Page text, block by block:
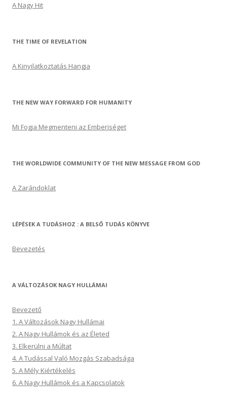
A Nagy Hit
THE TIME OF REVELATION
A Kinyilatkoztatás Hangja
THE NEW WAY FORWARD FOR HUMANITY
Mi Fogja Megmenteni az Emberiséget
THE WORLDWIDE COMMUNITY OF THE NEW MESSAGE FROM GOD
A Zarándoklat
LÉPÉSEK A TUDÁSHOZ : A BELSŐ TUDÁS KÖNYVE
Bevezetés
A VÁLTOZÁSOK NAGY HULLÁMAI
Bevezető
1. A Változások Nagy Hullámai
2. A Nagy Hullámok és az Életed
3. Elkerülni a Múltat
4. A Tudással Való Mozgás Szabadsága
5. A Mély Kiértékelés
6. A Nagy Hullámok és a Kapcsolatok